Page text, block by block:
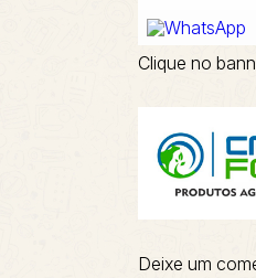
Clique no
Deixe um